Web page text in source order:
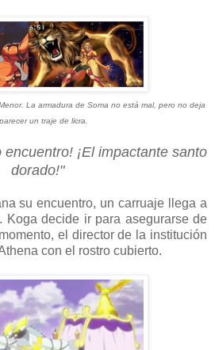
La armadura de Soma no está mal, pero no deja
un traje de licra.
¡El impactante santo
dorado!"
su encuentro, un carruaje llega a
Koga decide ir para asegurarse de
el director de la institución
con el rostro cubierto.